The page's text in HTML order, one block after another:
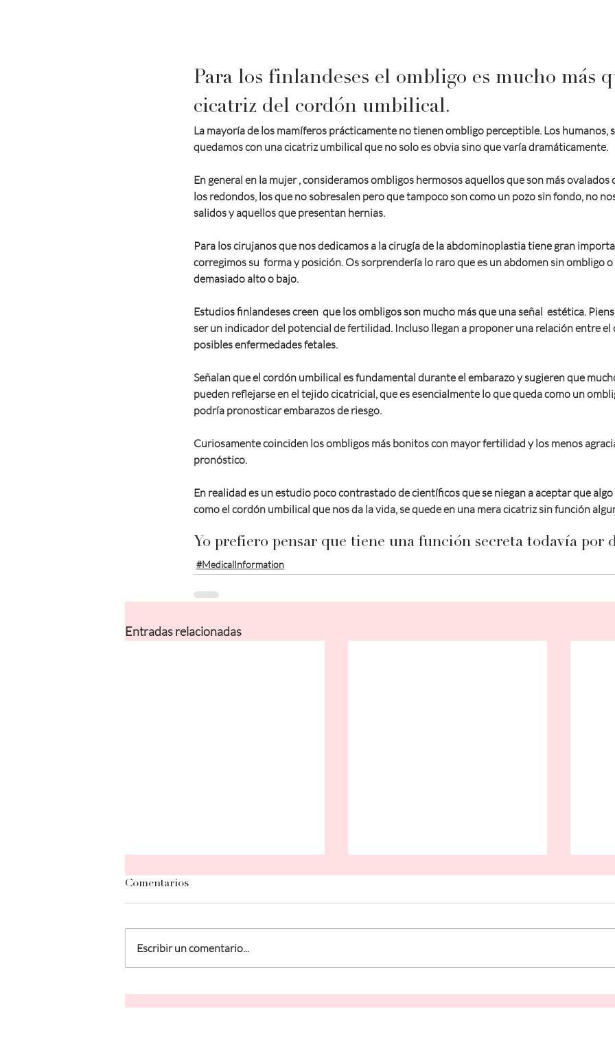
Para los finlandeses el ombligo es mucho más
cicatriz del cordón umbilical.
La mayoría de los mamíferos prácticamente no tienen ombligo perceptible. Los humanos,
quedamos con una cicatriz umbilical que no solo es obvia sino que varía dramáticamente.
En general en la mujer , consideramos ombligos hermosos aquellos que son más ovalados
los redondos, los que no sobresalen pero que tampoco son como un pozo sin fondo, no
salidos y aquellos que presentan hernias.
Para los cirujanos que nos dedicamos a la cirugía de la abdominoplastia tiene gran
corregimos su  forma y posición. Os sorprendería lo raro que es un abdomen sin ombligo
demasiado alto o bajo.
Estudios finlandeses creen  que los ombligos son mucho más que una señal  estética.
ser un indicador del potencial de fertilidad. Incluso llegan a proponer una relación entre el
posibles enfermedades fetales.
Señalan que el cordón umbilical es fundamental durante el embarazo y sugieren que
pueden reflejarse en el tejido cicatricial, que es esencialmente lo que queda como un
podría pronosticar embarazos de riesgo.
Curiosamente coinciden los ombligos más bonitos con mayor fertilidad y los menos
pronóstico.
En realidad es un estudio poco contrastado de científicos que se niegan a aceptar que
como el cordón umbilical que nos da la vida, se quede en una mera cicatriz sin función
Yo prefiero pensar que tiene una función secreta todavía por
#MedicalInformation
Entradas relacionadas
y tercera mano
Comentarios
Escribir un comentario...